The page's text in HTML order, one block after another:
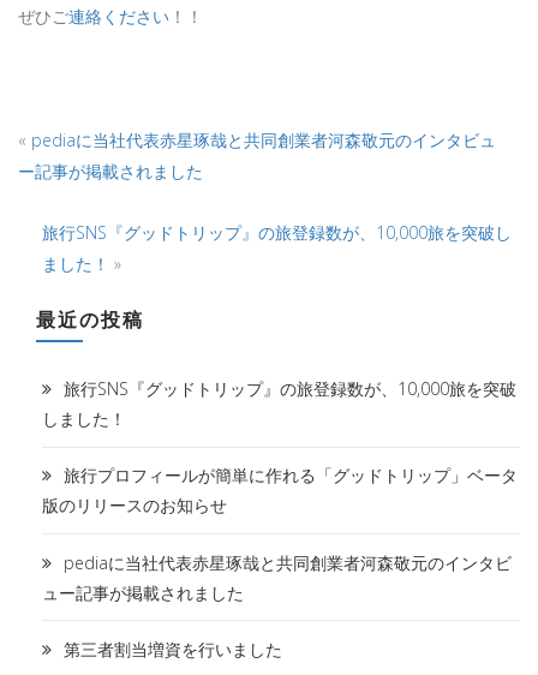
ぜひご連絡ください ！！
« pediaに当社代表赤星琢哉と共同創業者河森敬元のインタビュ
ー記事が掲載されました
旅行SNS『グッドトリップ』の旅登録数が、10,000旅を突破し
ました！ »
最近の投稿
旅行SNS『グッドトリップ』の旅登録数が、10,000旅を突破
しました！
旅行プロフィールが簡単に作れる「グッドトリップ」ベータ
版のリリースのお知らせ
pediaに当社代表赤星琢哉と共同創業者河森敬元のインタビ
ュー記事が掲載されました
第三者割当増資を行いました